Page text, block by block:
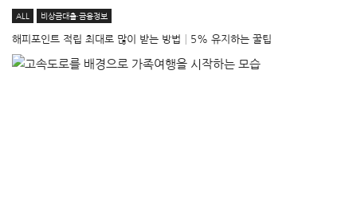
ALL 비상금대출·금융정보
해피포인트 적립 최대로 많이 받는 방법│5% 유지하는 꿀팁